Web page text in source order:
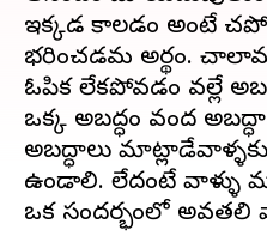
ఇక్కడ కాలడం అంటే
భరించడమని అర్థం.
ఓపిక లేకపోవడం వల్లే
ఒక్క అబద్ధం వంద
అబద్ధాలు మాట్లాడేవాళ్ళకు
ఉండాలి. లేదంటే వాళ్ళు